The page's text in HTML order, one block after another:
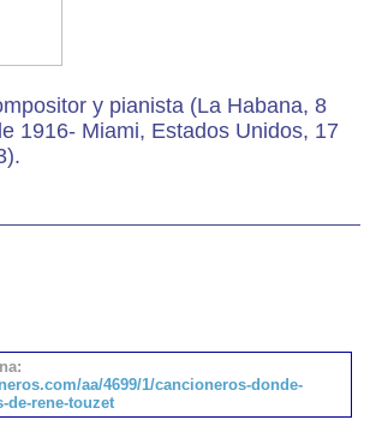
y pianista (La Habana, 8
1916- Miami, Estados Unidos, 17
aa/4699/1/cancioneros-donde-
de-rene-touzet